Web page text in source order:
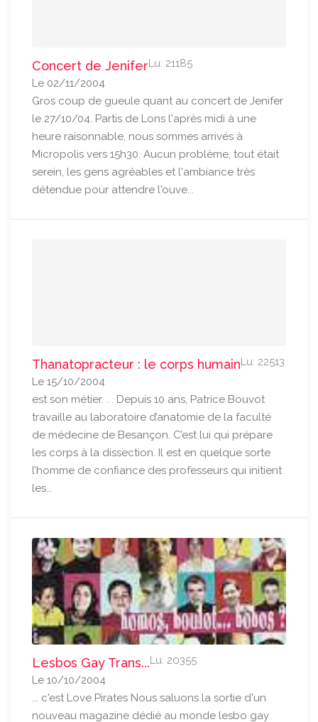
Concert de JeniferLu: 21185
Le 02/11/2004
Gros coup de gueule quant au concert de Jenifer
le 27/10/04. Partis de Lons l'après midi à une
heure raisonnable, nous sommes arrivés à
Micropolis vers 15h30. Aucun problème, tout était
serein, les gens agréables et l'ambiance très
détendue pour attendre l'ouve...
Thanatopracteur : le corps humainLu: 22513
Le 15/10/2004
est son métier. . . Depuis 10 ans, Patrice Bouvot
travaille au laboratoire d’anatomie de la faculté
de médecine de Besançon. C’est lui qui prépare
les corps à la dissection. Il est en quelque sorte
l’homme de confiance des professeurs qui initient
les...
Lesbos Gay Trans...Lu: 20355
Le 10/10/2004
... c'est Love Pirates Nous saluons la sortie d'un
nouveau magazine dédié au monde lesbo gay